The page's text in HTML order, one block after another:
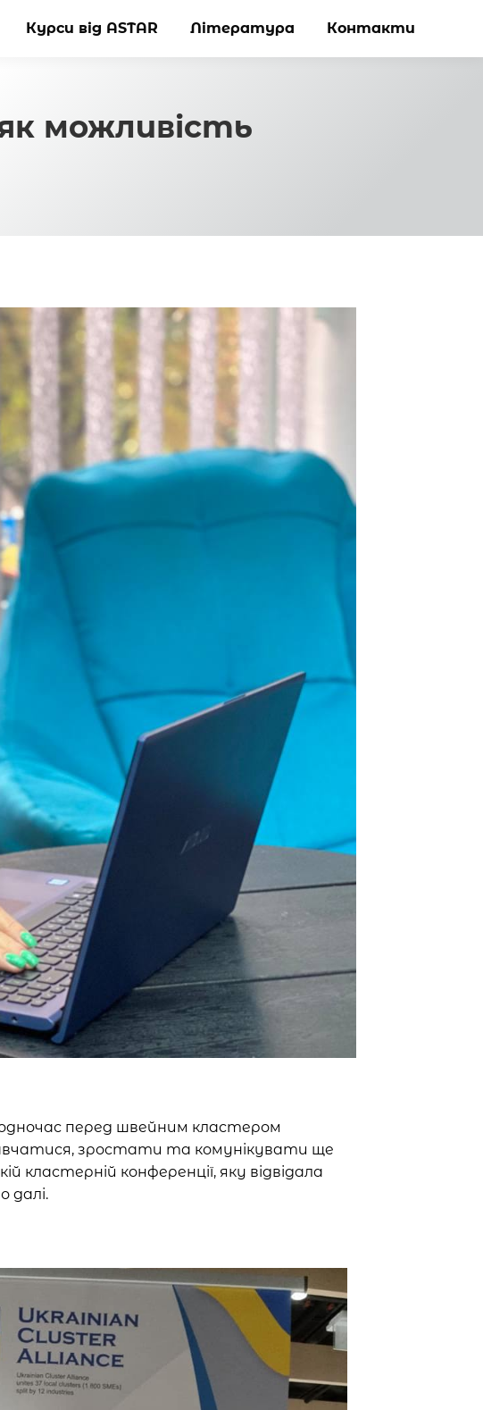
Курси від ASTAR Література Контакти
можливість
перед швейним кластером
зростати та комунікувати ще
кластерній конференції, яку відвідала
далі.
Курси від ASTAR Література Контакти